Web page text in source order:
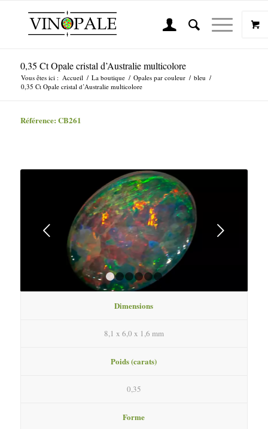
0,35 Ct Opale cristal d’Australie multicolore
Vous êtes ici : Accueil / La boutique / Opales par couleur / bleu /
0,35 Ct Opale cristal d’Australie multicolore
Référence: CB261
Suivant
Dimensions
8,1 x 6,0 x 1,6 mm
Poids (carats)
0,35
Forme